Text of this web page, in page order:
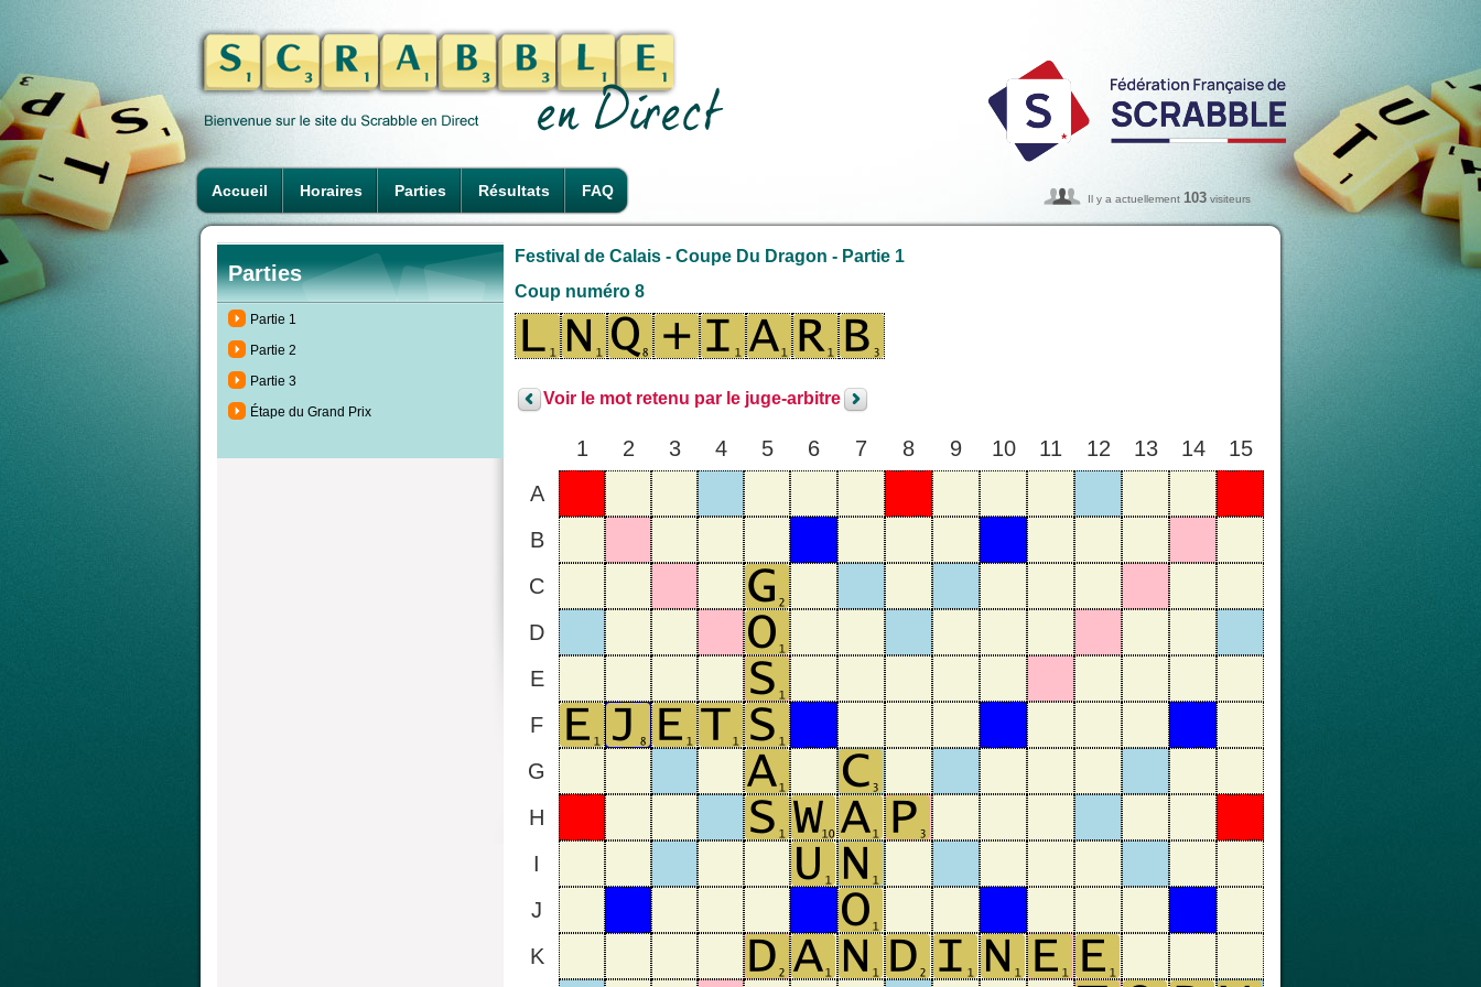
Accueil Horaires Parties Résultats FAQ Il y a actuellement 103 visiteurs
Parties
Partie 1
Partie 2
Partie 3
Étape du Grand Prix
Festival de Calais - Coupe Du Dragon - Partie 1
Coup numéro 8
Voir le mot retenu par le juge-arbitre
1 2 3 4 5 6 7 8 9 10 11 12 13 14
15
A
B
C
D
E
F
G
H
I
J
K